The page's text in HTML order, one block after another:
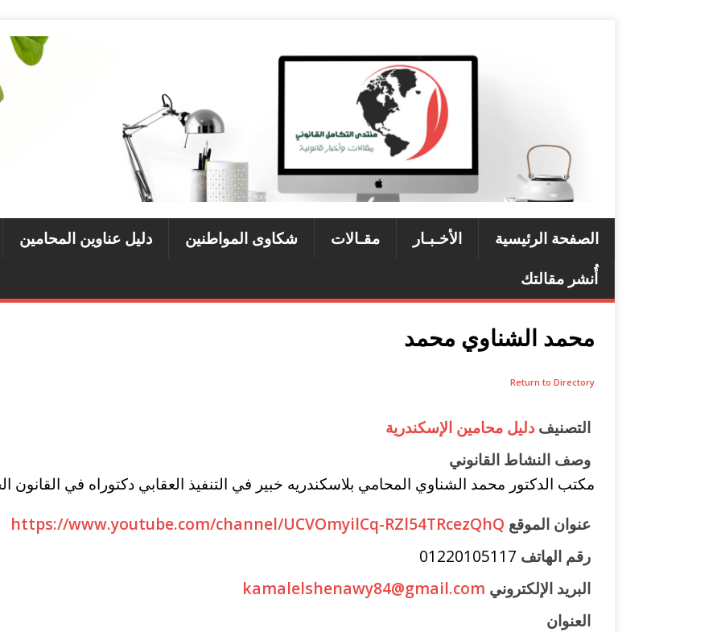
الصفحة الرئيسية الأخـبـار مقـالات شكاوى المواطنين
دليل عناوين المحامين
أُنشر مقالتك
محمد الشناوي محمد
Return to Directory
التصنيف دليل محامين الإسكندرية
وصف النشاط القانوني
مكتب الدكتور محمد الشناوي المحامي بلاسكندريه خبير في التنفيذ العقابي دكتوراه في القانون
عنوان الموقع https://www.youtube.com/channel/UCVOmyilCq-RZl54TRcezQhQ
رقم الهاتف 01220105117
البريد الإلكتروني kamalelshenawy84@gmail.com
العنوان